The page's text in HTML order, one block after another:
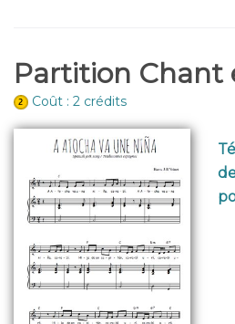
Partition Chant
Coût : 2 crédits